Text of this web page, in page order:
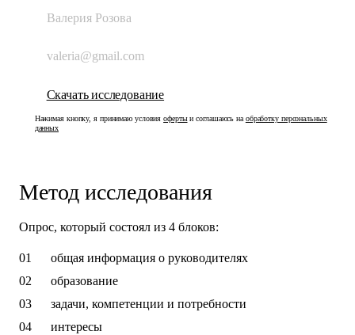
Нажимая кнопку, я принимаю условияофертыи соглашаюсь наобработку персональных
данных
Метод исследования
Опрос, который состоял из 4 блоков:
общая информация о руководителях
образование
задачи, компетенции и потребности
интересы